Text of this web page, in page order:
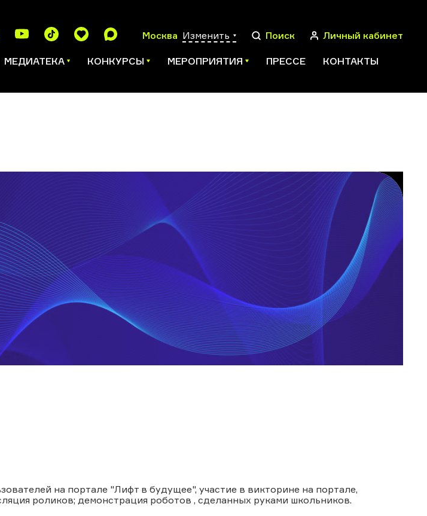
Москва Изменить Поиск Личный кабинет
МЕДИАТЕКА КОНКУРСЫ МЕРОПРИЯТИЯ ПРЕССЕ КОНТАКТЫ
на портале "Лифт в будущее", участие в викторине на портале,
роликов; демонстрация роботов , сделанных руками школьников.